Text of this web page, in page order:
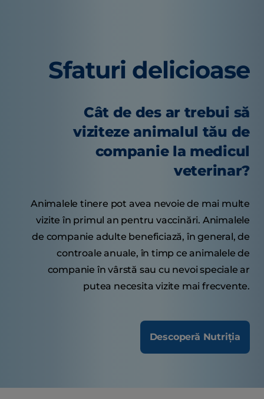
Sfaturi delicioase
Cât de des ar trebui să
viziteze animalul tău de
companie la medicul
veterinar?
Animalele tinere pot avea nevoie de mai multe
vizite în primul an pentru vaccinări. Animalele
de companie adulte beneficiază, în general, de
controale anuale, în timp ce animalele de
companie în vârstă sau cu nevoi speciale ar
putea necesita vizite mai frecvente.
Descoperă Nutriția